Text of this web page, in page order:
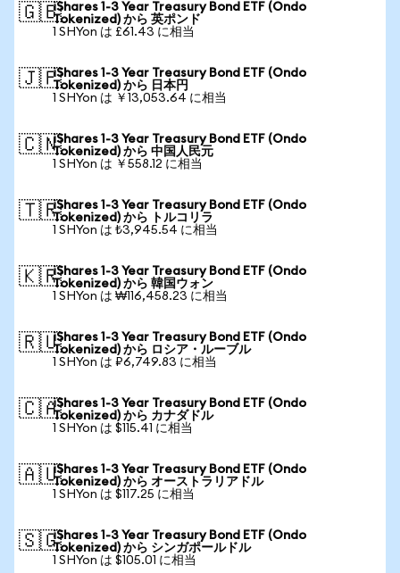
🇬🇧iShares 1-3 Year Treasury Bond ETF (Ondo
Tokenized) から 英ポンド
1 SHYon は £61.43 に相当
🇯🇵iShares 1-3 Year Treasury Bond ETF (Ondo
Tokenized) から 日本円
1 SHYon は ￥13,053.64 に相当
🇨🇳iShares 1-3 Year Treasury Bond ETF (Ondo
Tokenized) から 中国人民元
1 SHYon は ￥558.12 に相当
🇹🇷iShares 1-3 Year Treasury Bond ETF (Ondo
Tokenized) から トルコリラ
1 SHYon は ₺3,945.54 に相当
🇰🇷iShares 1-3 Year Treasury Bond ETF (Ondo
Tokenized) から 韓国ウォン
1 SHYon は ₩116,458.23 に相当
🇷🇺iShares 1-3 Year Treasury Bond ETF (Ondo
Tokenized) から ロシア・ルーブル
1 SHYon は ₽6,749.83 に相当
🇨🇦iShares 1-3 Year Treasury Bond ETF (Ondo
Tokenized) から カナダドル
1 SHYon は $115.41 に相当
🇦🇺iShares 1-3 Year Treasury Bond ETF (Ondo
Tokenized) から オーストラリアドル
1 SHYon は $117.25 に相当
🇸🇬iShares 1-3 Year Treasury Bond ETF (Ondo
Tokenized) から シンガポールドル
1 SHYon は $105.01 に相当